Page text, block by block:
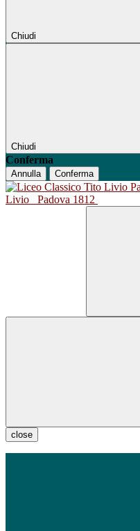
Chiudi
Chiudi
Conferma
Annulla Conferma
Livio
Padova 1812
close